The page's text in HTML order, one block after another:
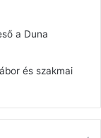
a Duna
és szakmai